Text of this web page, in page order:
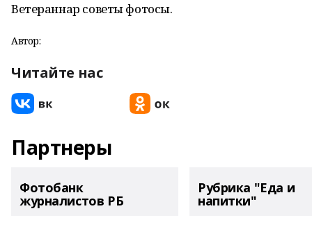
Ветераннар советы фотосы.
Автор:
Читайте нас
Партнеры
Фотобанк
журналистов РБ
Рубрика "Еда и
напитки"